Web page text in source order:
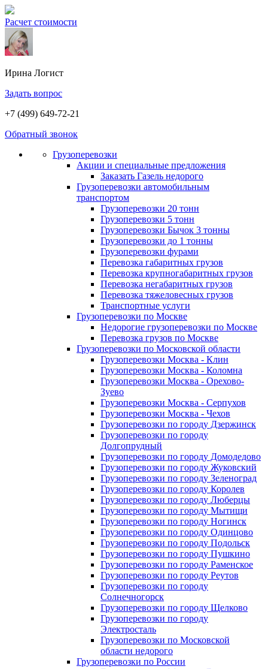
Расчет стоимости
Ирина Логист
Задать вопрос
+7 (499) 649-72-21
Обратный звонок
Грузоперевозки
Акции и специальные предложения
Заказать Газель недорого
Грузоперевозки автомобильным
транспортом
Грузоперевозки 20 тонн
Грузоперевозки 5 тонн
Грузоперевозки Бычок 3 тонны
Грузоперевозки до 1 тонны
Грузоперевозки фурами
Перевозка габаритных грузов
Перевозка крупногабаритных грузов
Перевозка негабаритных грузов
Перевозка тяжеловесных грузов
Транспортные услуги
Грузоперевозки по Москве
Недорогие грузоперевозки по Москве
Перевозка грузов по Москве
Грузоперевозки по Московской области
Грузоперевозки Москва - Клин
Грузоперевозки Москва - Коломна
Грузоперевозки Москва - Орехово-
Зуево
Грузоперевозки Москва - Серпухов
Грузоперевозки Москва - Чехов
Грузоперевозки по городу Дзержинск
Грузоперевозки по городу
Долгопрудный
Грузоперевозки по городу Домодедово
Грузоперевозки по городу Жуковский
Грузоперевозки по городу Зеленоград
Грузоперевозки по городу Королев
Грузоперевозки по городу Люберцы
Грузоперевозки по городу Мытищи
Грузоперевозки по городу Ногинск
Грузоперевозки по городу Одинцово
Грузоперевозки по городу Подольск
Грузоперевозки по городу Пушкино
Грузоперевозки по городу Раменское
Грузоперевозки по городу Реутов
Грузоперевозки по городу
Солнечногорск
Грузоперевозки по городу Щелково
Грузоперевозки по городу
Электросталь
Грузоперевозки по Московской
области недорого
Грузоперевозки по России